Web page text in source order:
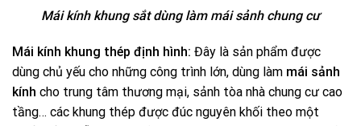
Mái kính khung sắt dùng làm mái sảnh chung cư
Mái kính khung thép định hình: Đây là sản phẩm được
dùng chủ yếu cho những công trình lớn, dùng làm mái sảnh
kính cho trung tâm thương mại, sảnh tòa nhà chung cư cao
tầng… các khung thép được đúc nguyên khối theo một